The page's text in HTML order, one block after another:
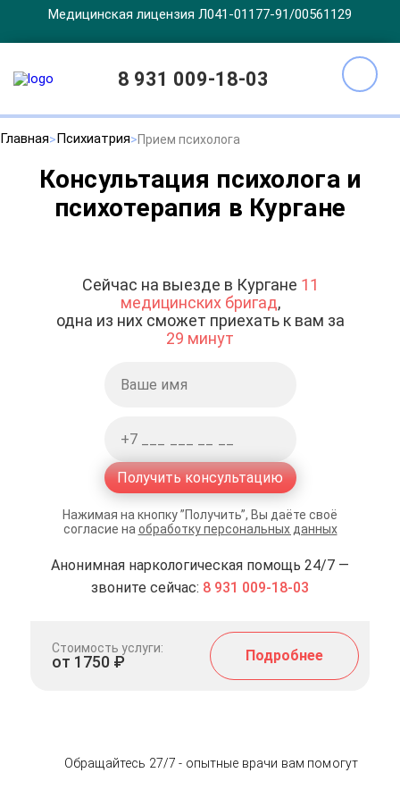
Медицинская лицензия Л041-01177-91/00561129
8 931 009-18-03
Главная Психиатрия Прием психолога
Консультация психолога и
психотерапия в Кургане
Сейчас на выезде в Кургане 11
медицинских бригад,
одна из них сможет приехать к вам за
29 минут
Получить консультацию
Нажимая на кнопку ”Получить”, Вы даёте своё
согласие на обработку персональных данных
Анонимная наркологическая помощь 24/7 —
звоните сейчас: 8 931 009-18-03
Стоимость услуги:
от 1750 ₽ Подробнее
Обращайтесь 27/7 - опытные врачи вам помогут